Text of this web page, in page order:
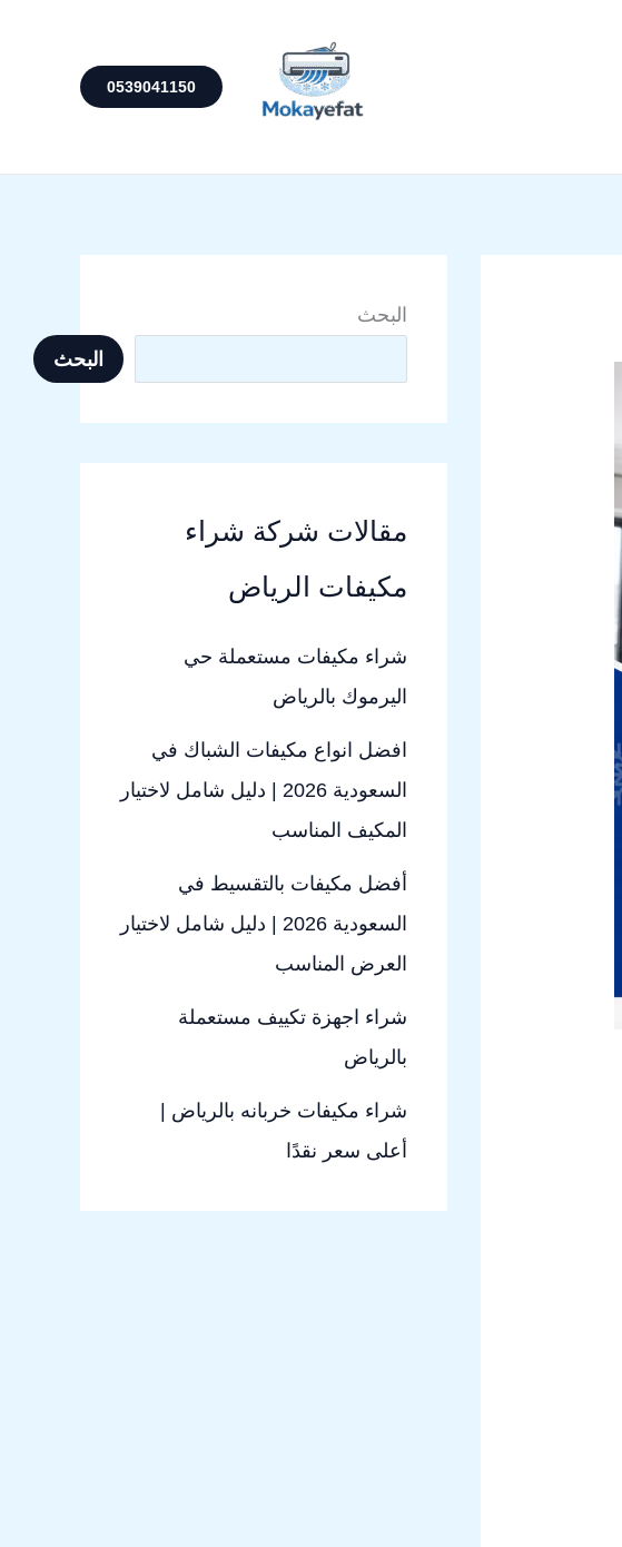
0539041150
البحث
البحث
مقالات شركة شراء
مكيفات الرياض
شراء مكيفات مستعملة حي
اليرموك بالرياض
افضل انواع مكيفات الشباك في
السعودية 2026 | دليل شامل لاختيار
المكيف المناسب
أفضل مكيفات بالتقسيط في
السعودية 2026 | دليل شامل لاختيار
العرض المناسب
شراء اجهزة تكييف مستعملة
بالرياض
شراء مكيفات خربانه بالرياض |
أعلى سعر نقدًا